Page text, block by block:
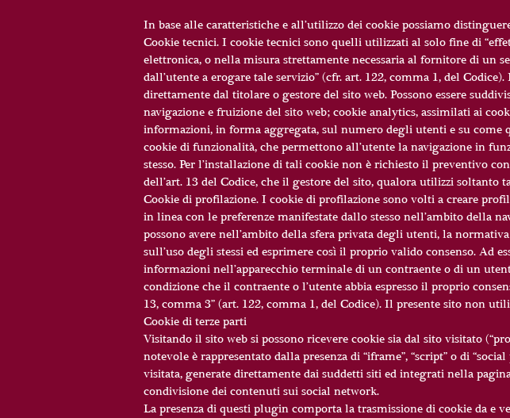
In base alle caratteristiche e all’utilizzo dei cookie possiamo
Cookie tecnici. I cookie tecnici sono quelli utilizzati al solo fine di
elettronica, o nella misura strettamente necessaria al fornitore di un
dall’utente a erogare tale servizio” (cfr. art. 122, comma 1, del
direttamente dal titolare o gestore del sito web. Possono essere
navigazione e fruizione del sito web; cookie analytics, assimilati ai
informazioni, in forma aggregata, sul numero degli utenti e su come
cookie di funzionalità, che permettono all’utente la navigazione in
stesso. Per l’installazione di tali cookie non è richiesto il preventivo
dell’art. 13 del Codice, che il gestore del sito, qualora utilizzi
Cookie di profilazione. I cookie di profilazione sono volti a creare
in linea con le preferenze manifestate dallo stesso nell’ambito della
possono avere nell’ambito della sfera privata degli utenti, la
sull’uso degli stessi ed esprimere così il proprio valido consenso. Ad
informazioni nell’apparecchio terminale di un contraente o di un
condizione che il contraente o l’utente abbia espresso il proprio
13, comma 3” (art. 122, comma 1, del Codice). Il presente sito non
Cookie di terze parti
Visitando il sito web si possono ricevere cookie sia dal sito visitato
notevole è rappresentato dalla presenza di “iframe”, “script” o di
visitata, generate direttamente dai suddetti siti ed integrati nella
condivisione dei contenuti sui social network.
La presenza di questi plugin comporta la trasmissione di cookie da e